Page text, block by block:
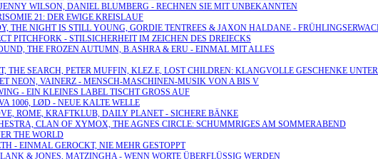
WILSON, DANIEL BLUMBERG - RECHNEN SIE MIT UNBEKANNTEN
21: DER EWIGE KREISLAUF
THE NIGHT IS STILL YOUNG, GORDIE TENTREES & JAXON HALDANE -
PITCHFORK - STILSICHERHEIT IM ZEICHEN DES DREIECKS
THE FROZEN AUTUMN, B.ASHRA & ERU - EINMAL MIT ALLES
THE SEARCH, PETER MUFFIN, KLEZ.E, LOST CHILDREN: KLANGVOLLE GESCHENKE
NEON, VAINERZ - MENSCH-MASCHINEN-MUSIK VON A BIS V
- EIN KLEINES LABEL TISCHT GROSS AUF
1006, LØD - NEUE KALTE WELLE
ROME, KRAFTKLUB, DAILY PLANET - SICHERE BÄNKE
CLAN OF XYMOX, THE AGNES CIRCLE: SCHUMMRIGES AM SOMMERABEND
THE WORLD
- EINMAL GEROCKT, NIE MEHR GESTOPPT
& JONES, MATZINGHA - WENN WORTE ÜBERFLÜSSIG WERDEN